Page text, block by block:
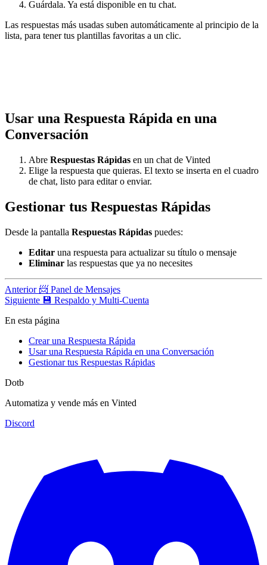
Guárdala. Ya está disponible en tu chat.
Las respuestas más usadas suben automáticamente al principio de la
lista, para tener tus plantillas favoritas a un clic.
Usar una Respuesta Rápida en una
Conversación
Abre Respuestas Rápidas en un chat de Vinted
Elige la respuesta que quieras. El texto se inserta en el cuadro
de chat, listo para editar o enviar.
Gestionar tus Respuestas Rápidas
Desde la pantalla Respuestas Rápidas puedes:
Editar una respuesta para actualizar su título o mensaje
Eliminar las respuestas que ya no necesites
Anterior 📨 Panel de Mensajes
Siguiente 💾 Respaldo y Multi-Cuenta
En esta página
Crear una Respuesta Rápida
Usar una Respuesta Rápida en una Conversación
Gestionar tus Respuestas Rápidas
Dotb
Automatiza y vende más en Vinted
Discord